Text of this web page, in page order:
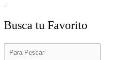
Busca tu Favorito